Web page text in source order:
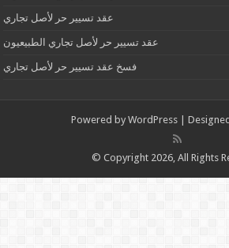
عقد تسيير حر لأصل تجاري
عقد تسيير حر لأصل تجاري الطبيعيون
فسخ عقد تسيير حر لأصل تجاري
Powered by WordPress |
© Copyright 2026, All Rights